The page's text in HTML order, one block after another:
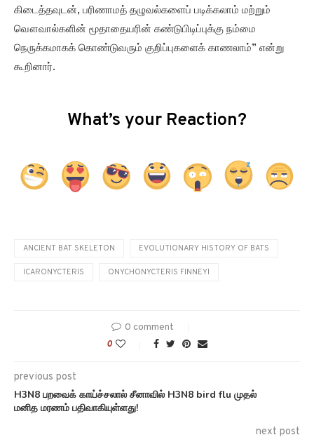
கிடைத்தவுடன், பரிணாமத் தழுவல்களைப் படிக்கலாம் மற்றும்
வௌவால்களின் மூதாதையரின் கண்டுபிடிப்புக்கு நம்மை
நெருக்கமாகக் கொண்டுவரும் குறிப்புகளைக் காணலாம்” என்று
கூறினார்.
What’s your Reaction?
ANCIENT BAT SKELETON EVOLUTIONARY HISTORY OF BATS
ICARONYCTERIS ONYCHONYCTERIS FINNEYI
0 comment
0
previous post
H3N8 பறவைக் காய்ச்சலால் சீனாவில் H3N8 bird flu முதல்
மனித மரணம் பதிவாகியுள்ளது!
next post